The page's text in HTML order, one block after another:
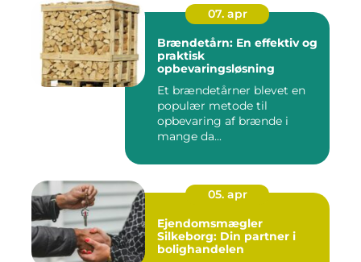
07. apr
Brændetårn: En effektiv og
praktisk
opbevaringsløsning
Et brændetårner blevet en
populær metode til
opbevaring af brænde i
mange da...
05. apr
Ejendomsmægler
Silkeborg: Din partner i
bolighandelen